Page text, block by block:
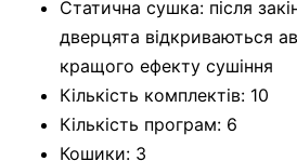
Статична сушка: після
дверцята відкриваються
кращого ефекту сушіння
Кількість комплектів: 10
Кількість програм: 6
Кошики: 3